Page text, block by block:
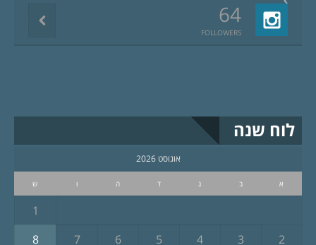
64
FOLLOWERS
לוח שנה
אוגוסט 2026
א ב ג ד ה ו ש
1
2
3
4
5
6
7
8